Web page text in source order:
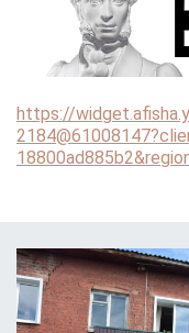
https://